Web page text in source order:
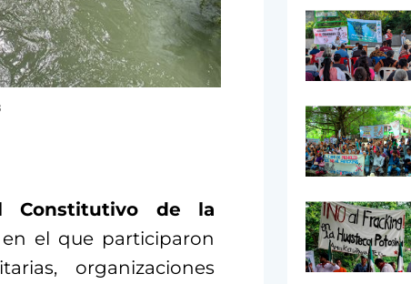
Constitutivo de la
en el que participaron
organizaciones